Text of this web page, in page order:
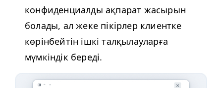
конфиденциалды ақпарат жасырын
болады, ал жеке пікірлер клиентке
көрінбейтін ішкі талқылауларға
мүмкіндік береді.